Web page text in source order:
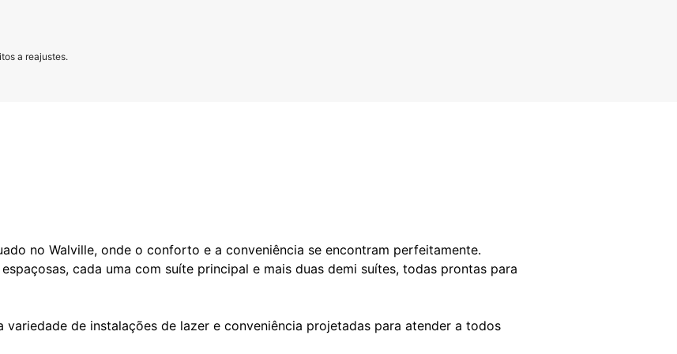
a reajustes.
no Walville, onde o conforto e a conveniência se encontram perfeitamente.
cada uma com suíte principal e mais duas demi suítes, todas prontas para
variedade de instalações de lazer e conveniência projetadas para atender a todos